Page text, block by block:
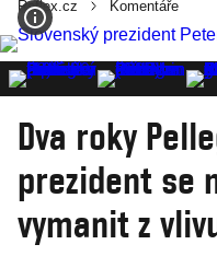
Reflex.cz Komentáře
Dva roky
prezident se
vymanit z